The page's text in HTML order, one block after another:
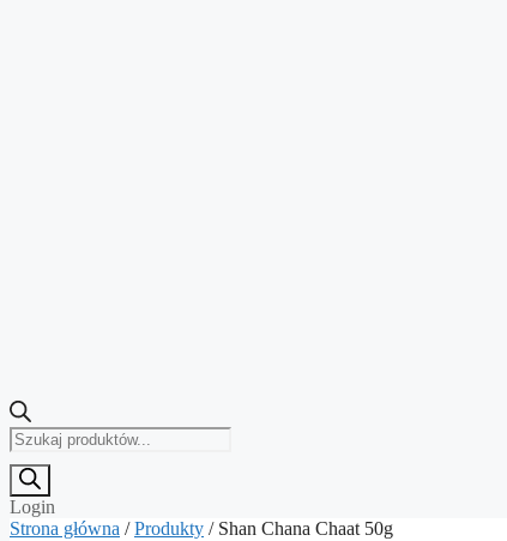
Wyszukiwarka
produktów
Login
Strona główna /Produkty / Shan Chana Chaat 50g